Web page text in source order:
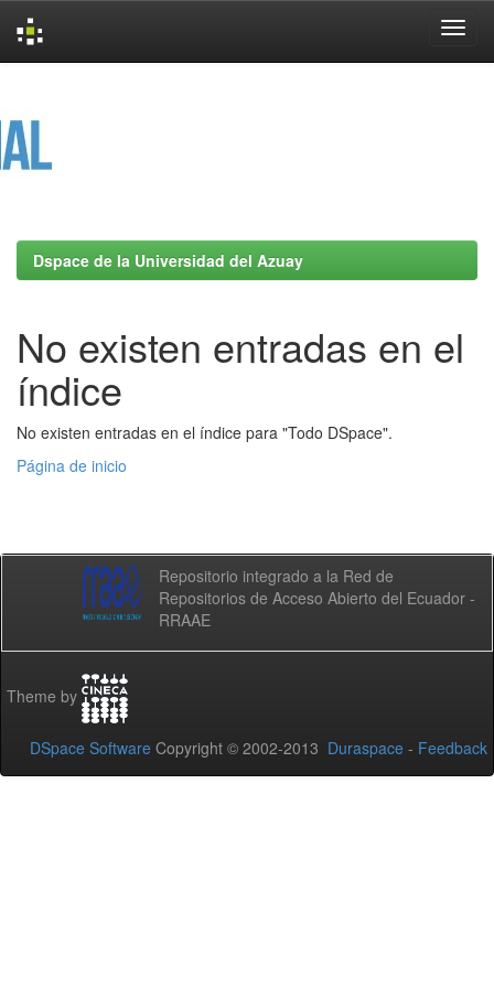
Dspace de la Universidad del Azuay
No existen entradas en el
índice
No existen entradas en el índice para "Todo DSpace".
Página de inicio
Repositorio integrado a la Red de
Repositorios de Acceso Abierto del Ecuador -
RRAAE
Theme by
DSpace Software Copyright © 2002-2013 Duraspace - Feedback